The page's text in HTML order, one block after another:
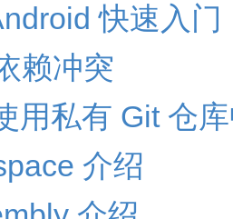
快速入门
赖冲突
用私有 Git 仓
介绍